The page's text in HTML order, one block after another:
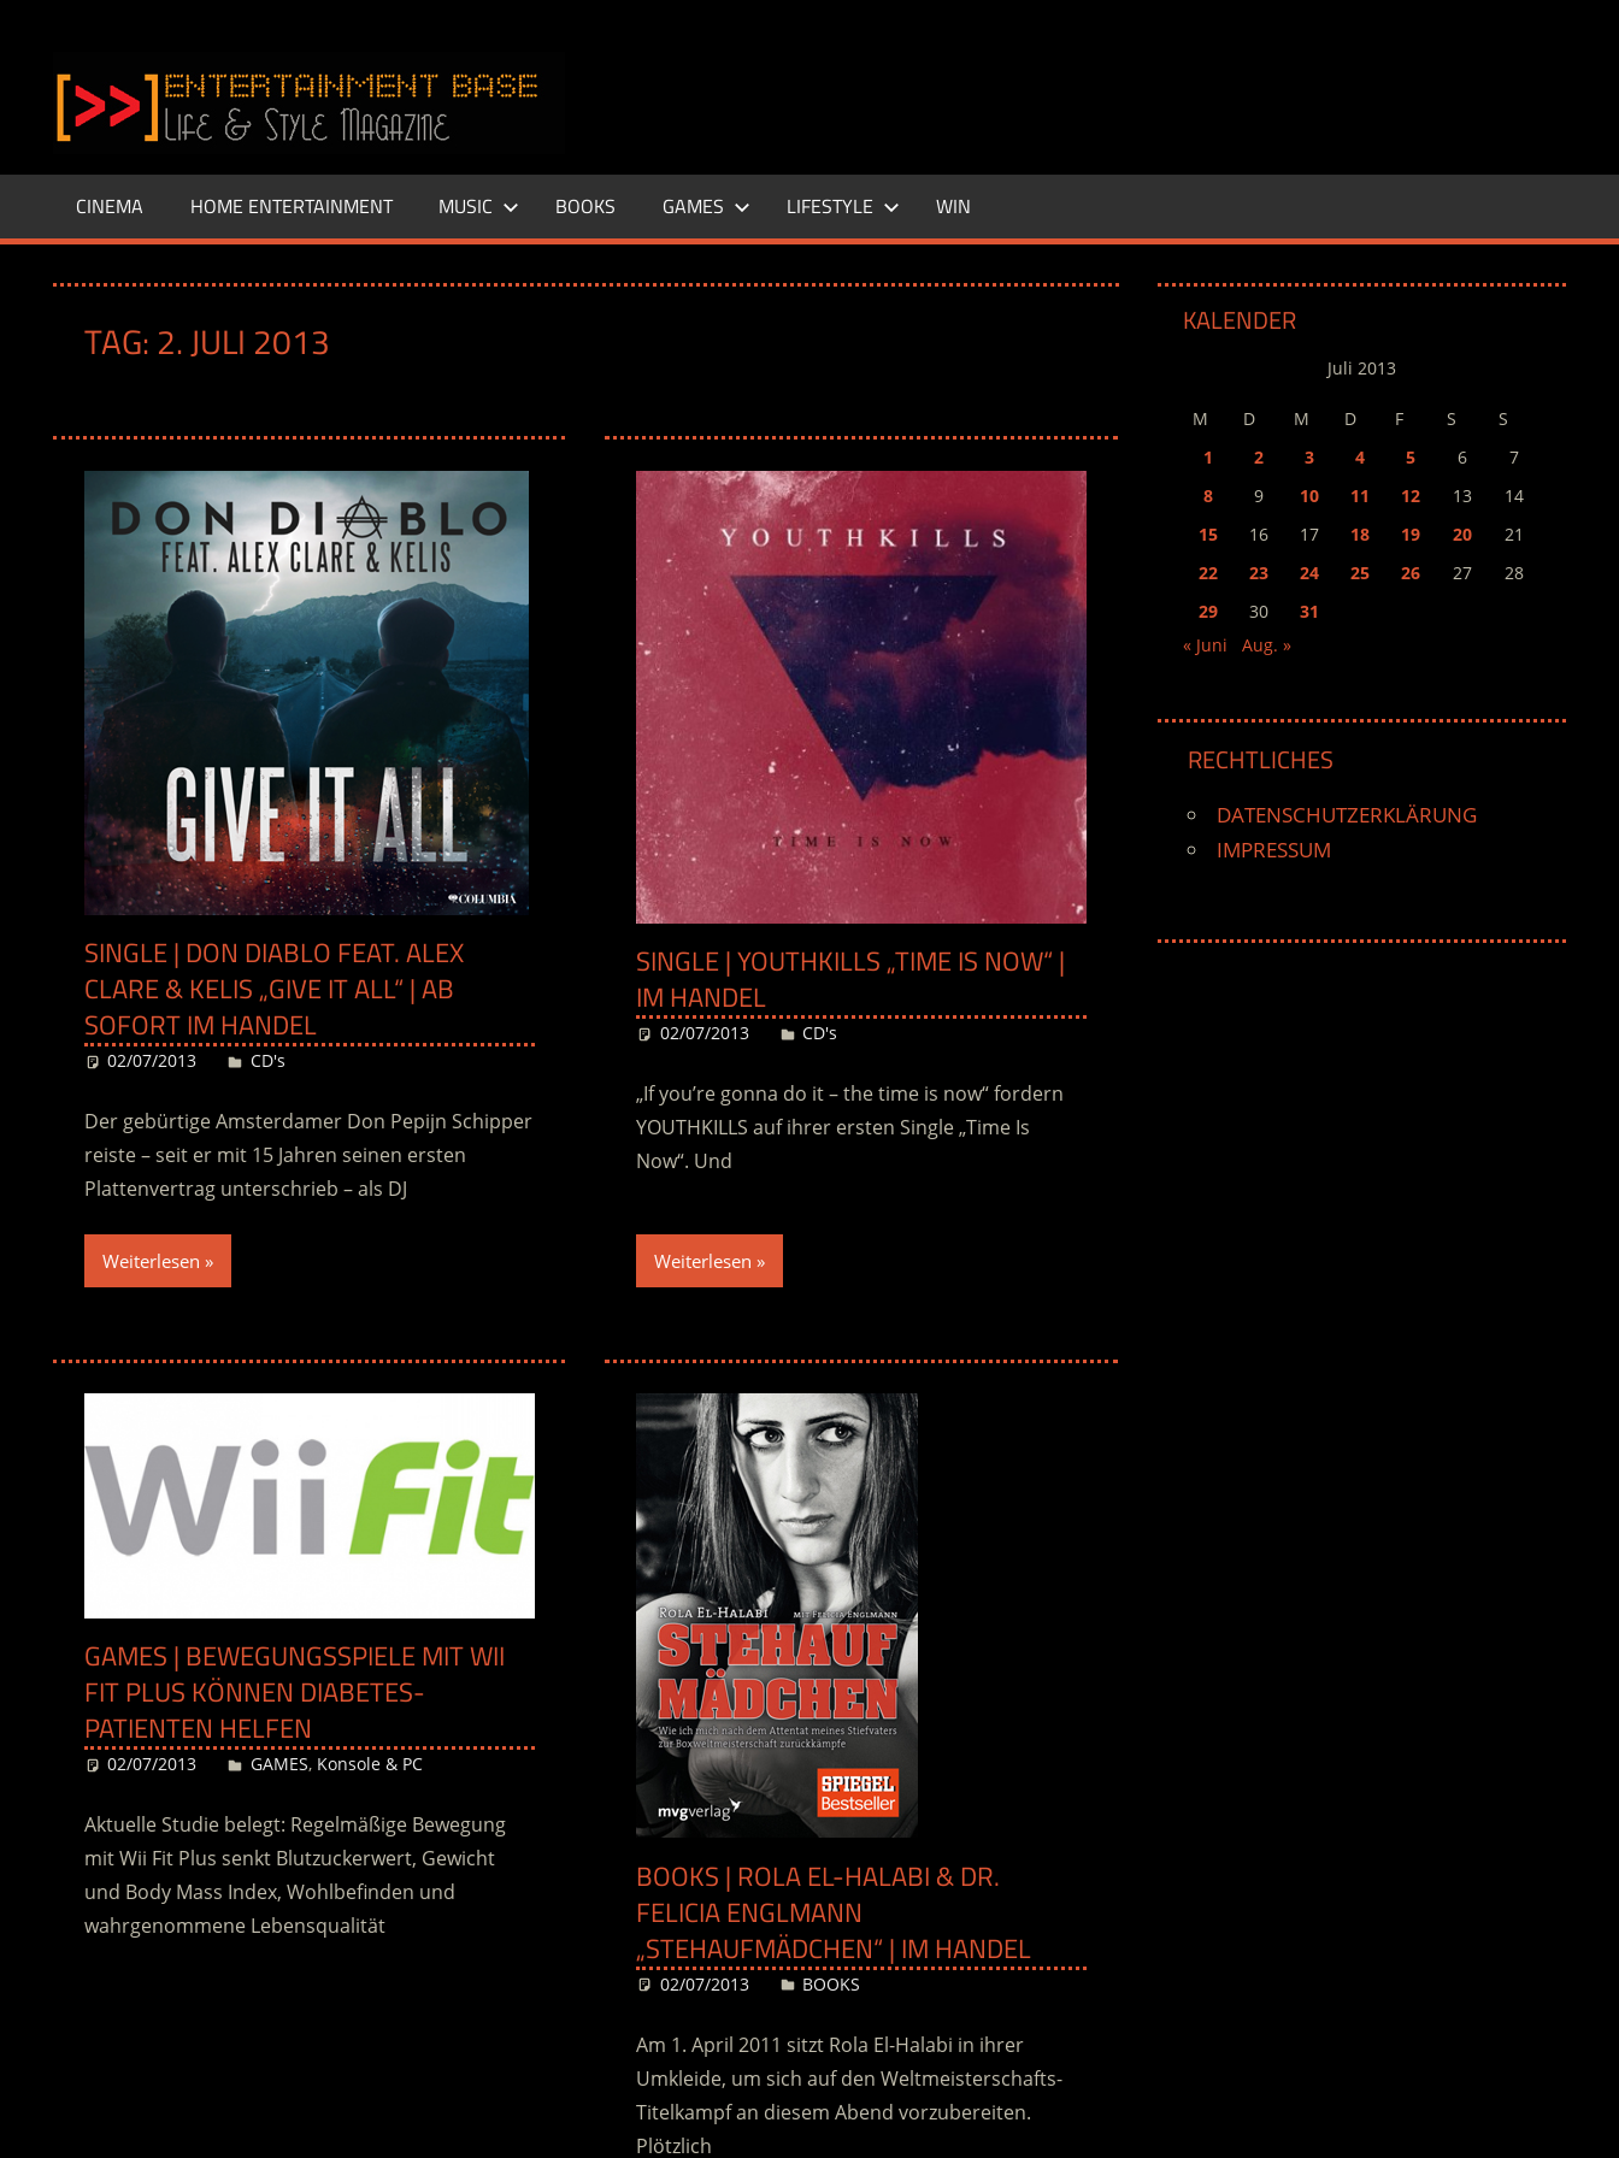
springen
–
LIFE
MAGAZINE
Base.de
CINEMA HOME ENTERTAINMENT MUSIC BOOKS GAMES LIFESTYLE WIN
TAG: 2. JULI 2013
SINGLE | DON DIABLO FEAT. ALEX
CLARE & KELIS „GIVE IT ALL“ | AB
SOFORT IM HANDEL
02/07/2013 Desiree
CD's
Der gebürtige Amsterdamer Don Pepijn Schipper
reiste – seit er mit 15 Jahren seinen ersten
Plattenvertrag unterschrieb – als DJ
Weiterlesen
SINGLE | YOUTHKILLS „TIME IS NOW“ |
IM HANDEL
02/07/2013 Desiree
CD's
„If you’re gonna do it – the time is now“ fordern
YOUTHKILLS auf ihrer ersten Single „Time Is
Now“. Und
Weiterlesen
GAMES | BEWEGUNGSSPIELE MIT WII
FIT PLUS KÖNNEN DIABETES-
PATIENTEN HELFEN
02/07/2013 Desiree
GAMES, Konsole & PC
Aktuelle Studie belegt: Regelmäßige Bewegung
mit Wii Fit Plus senkt Blutzuckerwert, Gewicht
und Body Mass Index, Wohlbefinden und
wahrgenommene Lebensqualität
BOOKS | ROLA EL-HALABI & DR.
FELICIA ENGLMANN
„STEHAUFMÄDCHEN“ | IM HANDEL
02/07/2013 Desiree
BOOKS
Am 1. April 2011 sitzt Rola El-Halabi in ihrer
Umkleide, um sich auf den Weltmeisterschafts-
Titelkampf an diesem Abend vorzubereiten.
Plötzlich
KALENDER
Juli 2013
M D M D F S
S
1
2 3 4 5 6
7
8
9 10 11 12 13
14
15
16 17 18 19 20
21
22
23 24 25 26 27
28
29
30
31
« Juni
Aug. »
RECHTLICHES
DATENSCHUTZERKLÄRUNG
IMPRESSUM